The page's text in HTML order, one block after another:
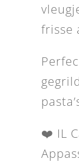
frisse
❤️ IL